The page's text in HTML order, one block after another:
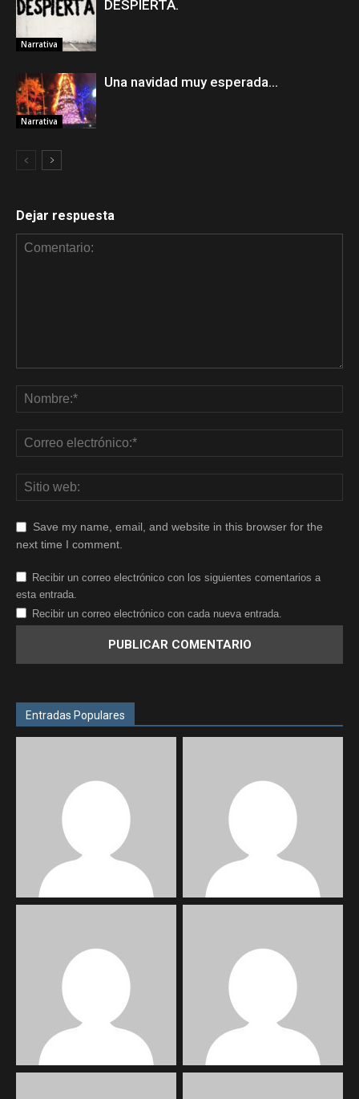
Narrativa
DESPIERTA.
Narrativa
Una navidad muy esperada…
Dejar respuesta
Save my name, email, and website in this browser for the
next time I comment.
Recibir un correo electrónico con los siguientes comentarios a
esta entrada.
Recibir un correo electrónico con cada nueva entrada.
Entradas Populares